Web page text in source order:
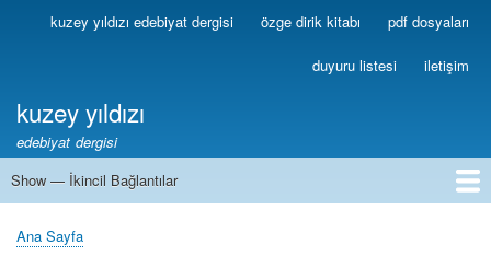
Ana
içeriğe
Birincilkuzey yıldızı edebiyat dergisi özge dirik kitabı pdf dosyaları
duyuru listesi iletişim
kuzey yıldızı
edebiyat dergisi
İkincil
Show — İkincil Bağlantılar
1
2
3
4
5
6
7
8
9
10
11
12
13
Sayfa
Ana Sayfa